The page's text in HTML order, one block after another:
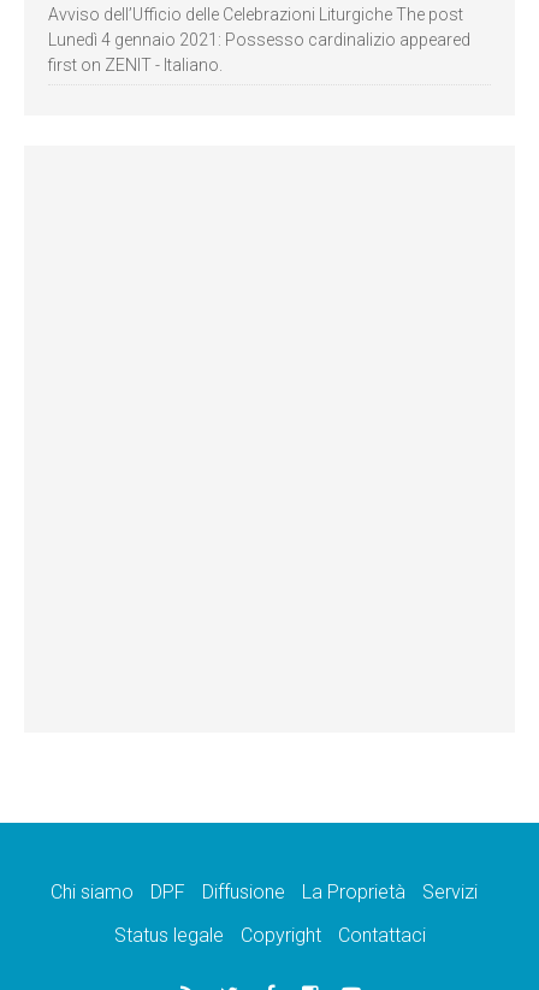
Avviso dell’Ufficio delle Celebrazioni Liturgiche The post
Lunedì 4 gennaio 2021: Possesso cardinalizio appeared
first on ZENIT - Italiano.
Chi siamo DPF Diffusione La Proprietà
Servizi
Status legale
Copyright Contattaci